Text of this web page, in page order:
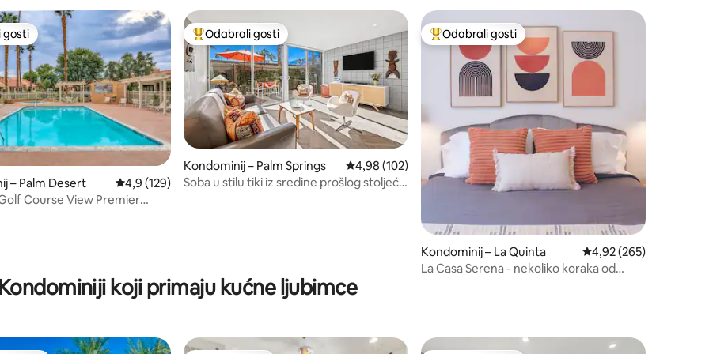
klubu
recenzija: 207
gosti
gosti
– Palm Desert Prosječna ocjena: 4,9/5, recenzija: 129
4,9 (129)
Course View Premier
Među najviše rangiranima s oznakom „Odabrali gosti”
Odabrali gosti
Kondominij – Palm Springs Prosječna ocjena: 4,98/5, recenzija: 102
4,98 (102)
Soba u stilu tiki iz sredine prošlog stoljeća
Među najviše rangiranima s oznakom „Odabrali gosti”
Odabrali gosti
Kondominij – La Quinta Prosječna ocjena:
4,92 (265)
La Casa Serena - nekoliko koraka od
Kondominiji koji primaju kućne ljubimce